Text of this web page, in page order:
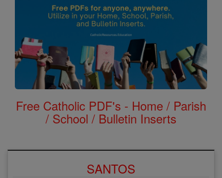
Free Catholic PDF's - Home / Parish
/ School / Bulletin Inserts
SANTOS